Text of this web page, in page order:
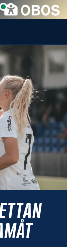
PARTNER